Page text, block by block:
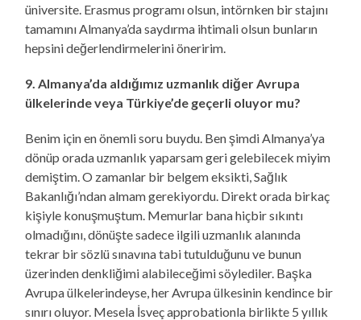
üniversite. Erasmus programı olsun, intörnken bir stajını
tamamını Almanya’da saydırma ihtimali olsun bunların
hepsini değerlendirmelerini öneririm.
9. Almanya’da aldığımız uzmanlık diğer Avrupa
ülkelerinde veya Türkiye’de geçerli oluyor mu?
Benim için en önemli soru buydu. Ben şimdi Almanya’ya
dönüp orada uzmanlık yaparsam geri gelebilecek miyim
demiştim. O zamanlar bir belgem eksikti, Sağlık
Bakanlığı’ndan almam gerekiyordu. Direkt orada birkaç
kişiyle konuşmuştum. Memurlar bana hiçbir sıkıntı
olmadığını, dönüşte sadece ilgili uzmanlık alanında
tekrar bir sözlü sınavına tabi tutulduğunu ve bunun
üzerinden denkliğimi alabileceğimi söylediler. Başka
Avrupa ülkelerindeyse, her Avrupa ülkesinin kendince bir
sınırı oluyor. Mesela İsveç approbationla birlikte 5 yıllık